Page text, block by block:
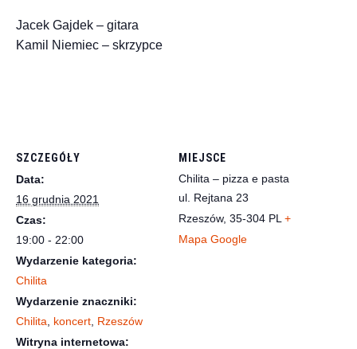
Jacek Gajdek – gitara
Kamil Niemiec – skrzypce
SZCZEGÓŁY
Data:
16 grudnia 2021
Czas:
19:00 - 22:00
Wydarzenie kategoria:
Chilita
Wydarzenie znaczniki:
Chilita
koncert Rzeszów
Witryna internetowa:
MIEJSCE
Chilita – pizza e pasta
ul. Rejtana 23
Rzeszów, 35-304 PL +
Mapa Google